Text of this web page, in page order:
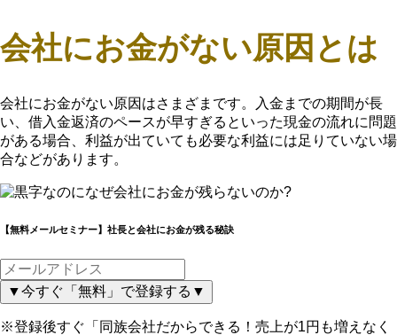
会社にお金がない原因とは
会社にお金がない原因はさまざまです。入金までの期間が長
い、借入金返済のペースが早すぎるといった現金の流れに問題
がある場合、利益が出ていても必要な利益には足りていない場
合などがあります。
【無料メールセミナー】社長と会社にお金が残る秘訣
▼今すぐ「無料」で登録する▼
※登録後すぐ「同族会社だからできる！売上が1円も増えなく